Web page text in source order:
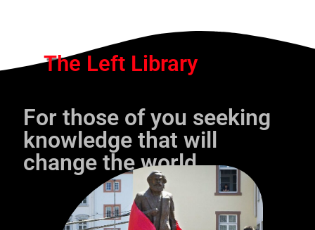
The Left Library
For those of you seeking
knowledge that will
change the world